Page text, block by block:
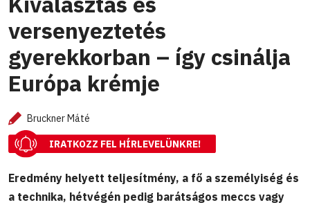
versenyeztetés
gyerekkorban – így csinálja
Európa krémje
Bruckner Máté
IRATKOZZ FEL HÍRLEVELÜNKRE!
Eredmény helyett teljesítmény, a fő a személyiség és
a technika, hétvégén pedig barátságos meccs vagy